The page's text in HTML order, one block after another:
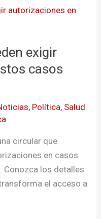
exigir
casos
, Política, Salud
circular que
en casos
Conozca los detalles
el acceso a